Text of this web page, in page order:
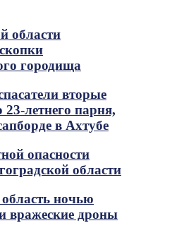
области
городища
вторые
летнего парня,
в Ахтубе
опасности
области
ночью
вражеские дроны